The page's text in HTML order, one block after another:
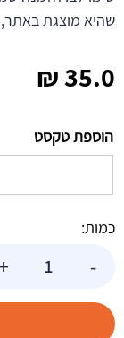
35.0
₪
הוספת טקסט
כמות:
-
שהיא מוצגת